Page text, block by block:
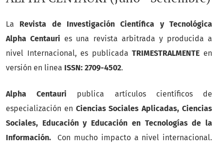
La Revista de Investigación Científica y Tecnológica
Alpha Centauri es una revista arbitrada y producida a
nivel Internacional, es publicadaTRIMESTRALMENTE en
versión en linea ISSN: 2709-4502.
Alpha Centauri publica artículos científicos de
especialización en Ciencias Sociales Aplicadas, Ciencias
Sociales, Educación y Educación en Tecnologías de la
Información.
Con mucho impacto a nivel internacional.